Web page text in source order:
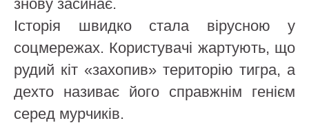
знову засинає.
Історія швидко стала вірусною у
соцмережах. Користувачі жартують, що
рудий кіт «захопив» територію тигра, а
дехто називає його справжнім генієм
серед мурчиків.